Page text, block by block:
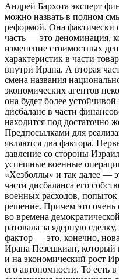
Андрей Бархота эксперт
можно назвать в полном
реформой. Она фактически
часть — это деноминация,
изменение стоимостных
характеристик в части
внутри Ирана. А вторая
смена названия
экономических агентов
она будет более
дисбаланс в части
находится под достаточно
Предпосылками для
являются два фактора.
давление со стороны
успешные военные
«Хезболлы» и так далее —
части дисбаланса его
военных расходов,
решение. Причем это очень
во времена
ратовала за ядерную
фактор — это, конечно,
Ирана Пезешкиан, который
и на экономический рост
его автономности. То есть